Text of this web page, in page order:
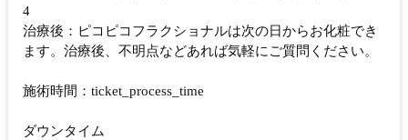
4
治療後：ピコピコフラクショナルは次の日からお化粧でき
ます。治療後、不明点などあれば気軽にご質問ください。
施術時間：ticket_process_time
ダウンタイム